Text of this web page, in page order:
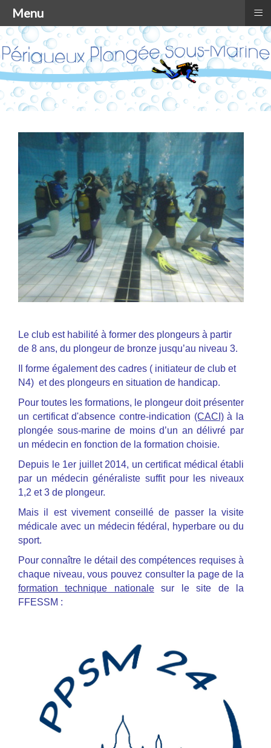
Le club est habilité à former des plongeurs à partir
de 8 ans, du plongeur de bronze jusqu’au niveau 3.
Il forme également des cadres ( initiateur de club et
N4) et des plongeurs en situation de handicap.
Pour toutes les formations, le plongeur doit présenter
un certificat d'absence contre-indication (CACI)à la
plongée sous-marine de moins d’un an délivré par
un médecin en fonction de la formation choisie.
Depuis le 1er juillet 2014, un certificat médical établi
par un médecin généraliste suffit pour les niveaux
1,2 et 3 de plongeur.
Mais il est vivement conseillé de passer la visite
médicale avec un médecin fédéral, hyperbare ou du
sport.
Pour connaître le détail des compétences requises à
chaque niveau, vous pouvez consulter la page de la
formation technique nationalesur le site de la
FFESSM :
Menu ≡